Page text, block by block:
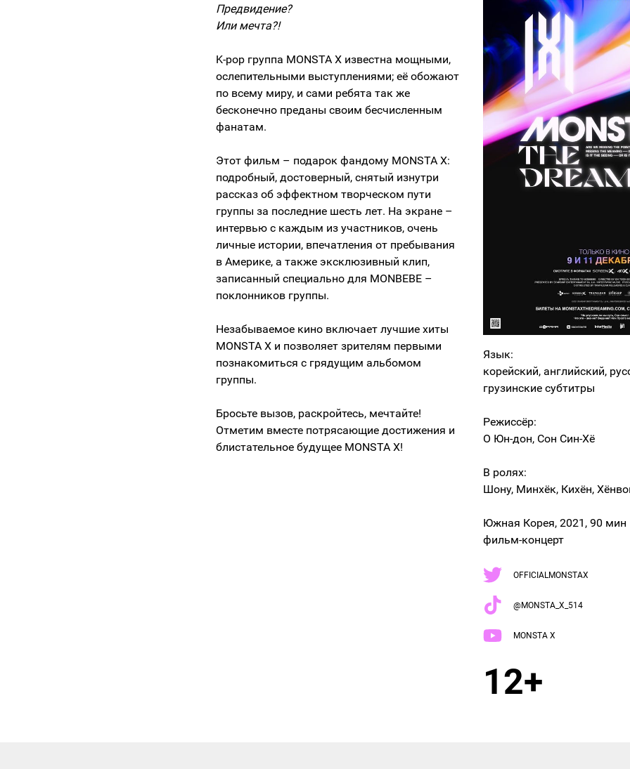
Предвидение?
Или мечта?!
K-pop группа MONSTA X известна мощными,
ослепительными выступлениями; её обожают
по всему миру, и сами ребята так же
бесконечно преданы своим бесчисленным
фанатам.
Этот фильм – подарок фандому MONSTA X:
подробный, достоверный, снятый изнутри
рассказ об эффектном творческом пути
группы за последние шесть лет. На экране –
интервью с каждым из участников, очень
личные истории, впечатления от пребывания
в Америке, а также эксклюзивный клип,
записанный специально для MONBEBE –
поклонников группы.
Незабываемое кино включает лучшие хиты
MONSTA X и позволяет зрителям первыми
познакомиться с грядущим альбомом
группы.
Бросьте вызов, раскройтесь, мечтайте!
Отметим вместе потрясающие достижения и
блистательное будущее MONSTA X!
Язык:
корейский, английский,
грузинские субтитры
Режиссёр:
О Юн-дон, Сон Син-Хё
В ролях:
Шону, Минхёк, Кихён,
Южная Корея, 2021, 90 мин
фильм-концерт
OFFICIALMONSTAX
@MONSTA_X_514
MONSTA X
12+